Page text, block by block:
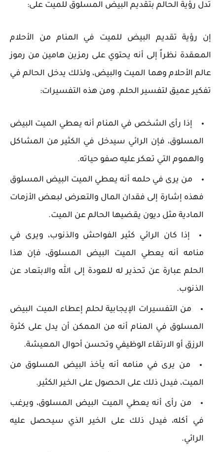
تدل رؤية الحالم بتقديم البيض المسلوق للميت على:
إن رؤية تقديم البيض للميت في المنام من الأحلام
المعقدة نظراً إلى أنه يحتوي على رمزين هامين من رموز
عالم الأحلام وهما الميت والبيض، ولذلك يدخل الحالم في
تفكير عميق لتفسير الحلم. ومن هذه التفسيرات:
إذا رأى الشخص في المنام أنه يعطي الميت البيض
المسلوق، فإن الرائي سيدخل في الكثير من المشاكل
والهموم التي تعكر عليه صفو حياته.
من يرى في حلمه أنه يعطي الميت البيض المسلوق
فهذه إشارة إلى فقدان المال والتعرض لبعض الأزمات
المادية مثل ديون يقضيها الحالم عن الميت.
إذا كان الرائي كثير الفواحش والذنوب، ويرى في
منامه أنه يعطي الميت البيض المسلوق، فإن هذا
الحلم عبارة عن تحذير له للعودة إلى الله والابتعاد عن
الذنوب.
من التفسيرات الإيجابية لحلم إعطاء الميت البيض
المسلوق في المنام أنه من الممكن أن يدل على كثرة
الرزق أو الارتقاء الوظيفي وتحسن أحوال المعيشة.
من يرى في منامه أنه يأخذ البيض المسلوق من
الميت، فيدل ذلك على الحصول على الخير الكثير.
من رأى أنه يعطي الميت البيض المسلوق، ويرغب
في أكله، فيدل ذلك على الخير الذي سيحصل عليه
الرائي.